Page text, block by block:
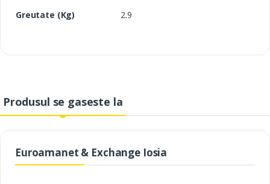
Greutate (Kg) 2.9
Produsul se gaseste la
Euroamanet & Exchange Iosia